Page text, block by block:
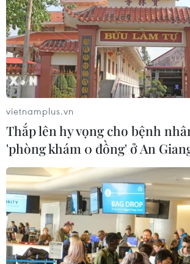
Còn hơn 123.000 xe hết tiền
phí vẫn đi vào các tuyến cao
12/04/2025 01:38
Hiện nay tình trạng phương tiện hết tiền
thu phí điện tử không dừng (ETC) lưu
tuyến cao tốc vẫn còn tiếp diễn.
vietnamplus.vn
Thắp lên hy vọng cho bệnh
'phòng khám 0 đồng' ở An